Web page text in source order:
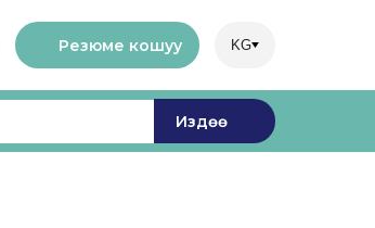
Резюме кошуу KG
Издөө